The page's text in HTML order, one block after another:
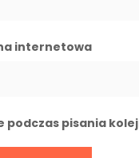
internetowa
pisania